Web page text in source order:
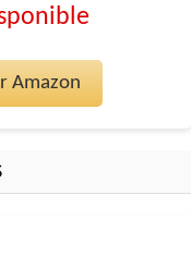
Amazon